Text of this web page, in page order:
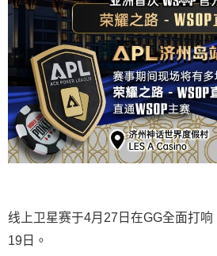
线上卫星赛于4月27日在GG全面打响
19日。